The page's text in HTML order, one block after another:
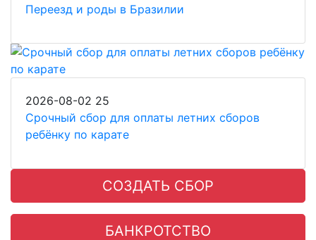
Переезд и роды в Бразилии
2026-08-02 25
Срочный сбор для оплаты летних сборов
ребёнку по карате
СОЗДАТЬ СБОР
БАНКРОТСТВО